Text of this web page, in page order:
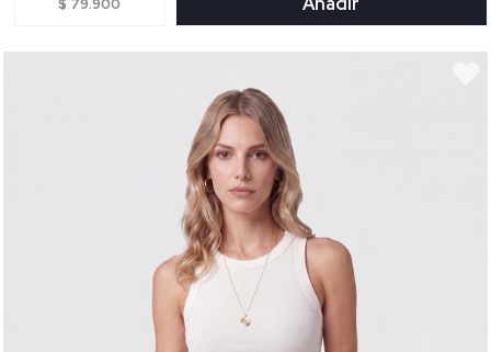
$ 79.900